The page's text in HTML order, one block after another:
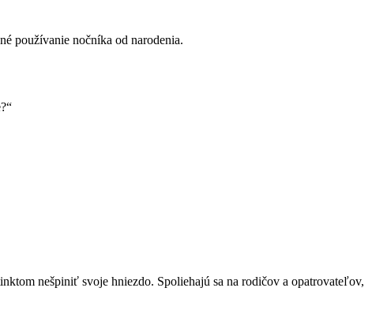
používanie nočníka od narodenia.
nešpiniť svoje hniezdo. Spoliehajú sa na rodičov a opatrovateľov,